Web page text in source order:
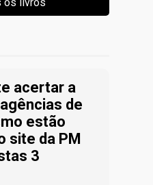
acertar a
de
estão
site da PM
3